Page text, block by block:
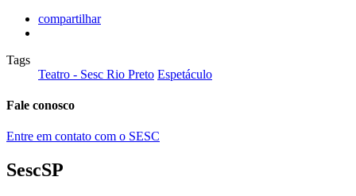
compartilhar
Tags
Teatro - Sesc Rio Preto Espetáculo
Fale conosco
Entre em contato com o SESC
SescSP